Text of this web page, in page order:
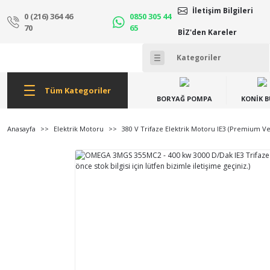
0 (216) 364 46
70
0850 305 44
65
İletişim Bilgileri
BİZ'den Kareler
Tüm Kategoriler
BORYAĞ POMPA KONİK
Anasayfa Elektrik Motoru 380 V Trifaze Elektrik Motoru IE3 (Premium